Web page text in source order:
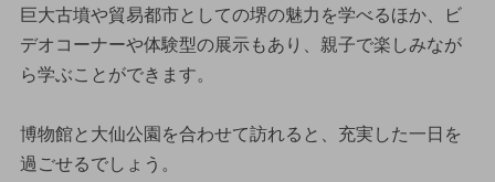
巨大古墳や貿易都市としての堺の魅力を学べるほか、ビ
デオコーナーや体験型の展示もあり、親子で楽しみなが
ら学ぶことができます。
博物館と大仙公園を合わせて訪れると、充実した一日を
過ごせるでしょう。